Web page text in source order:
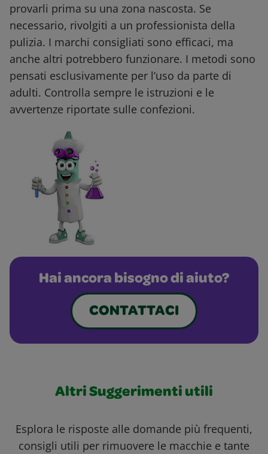
provarli prima su una zona nascosta. Se
necessario, rivolgiti a un professionista della
pulizia. I marchi consigliati sono efficaci, ma
anche altri potrebbero funzionare. I metodi sono
pensati esclusivamente per l’uso da parte di
adulti. Controlla sempre le istruzioni e le
avvertenze riportate sulle confezioni.
Hai ancora bisogno di aiuto?
CONTATTACI
Altri Suggerimenti utili
Esplora le risposte alle domande più frequenti,
consigli utili per rimuovere le macchie e tante